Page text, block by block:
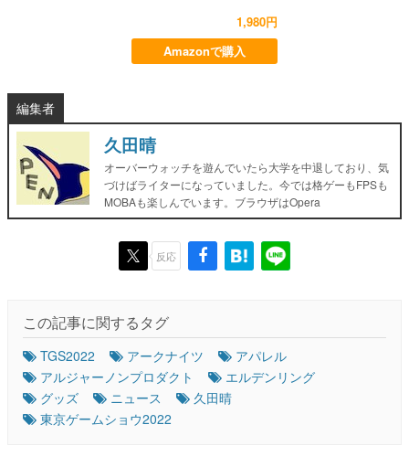
1,980円
Amazonで購入
編集者
久田晴
オーバーウォッチを遊んでいたら大学を中退しており、気
づけばライターになっていました。今では格ゲーもFPSも
MOBAも楽しんでいます。ブラウザはOpera
反応
この記事に関するタグ
TGS2022 アークナイツ
アパレル
アルジャーノンプロダクト
エルデンリング
グッズ
ニュース
久田晴
東京ゲームショウ2022